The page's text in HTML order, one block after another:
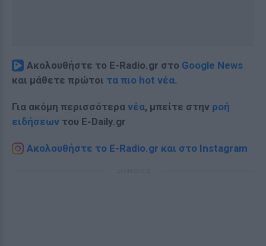
Ακολουθήστε το E-Radio.gr στο Google News
και μάθετε πρώτοι τα πιο hot νέα.
Για ακόμη περισσότερα νέα, μπείτε στην ροή
ειδήσεων του E-Daily.gr
Ακολουθήστε το E-Radio.gr και στο Instagram